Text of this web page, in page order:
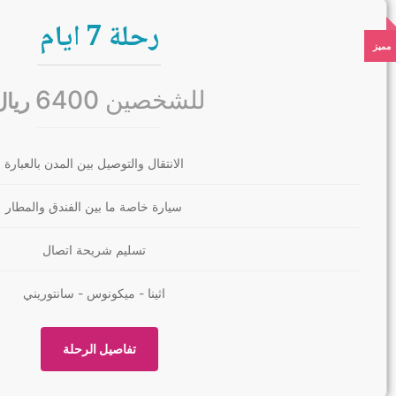
رحلة 7 ايام
للشخصين 6400
الانتقال والتوصيل بين المدن بالعبارة
سيارة خاصة ما بين الفندق والمطار
تسليم شريحة اتصال
اثينا - ميكونوس - سانتوريني
تفاصيل الرحلة